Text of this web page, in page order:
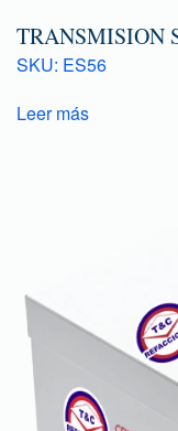
TRANSMISION
SKU: ES56
Leer más